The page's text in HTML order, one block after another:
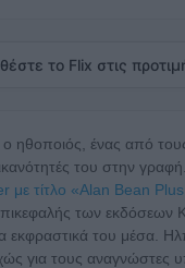
το Flix στις
ηθοποιός, ένας από
του στην
με τίτλο «Alan Bean
των
του μέσα.
για τους αναγνώστες